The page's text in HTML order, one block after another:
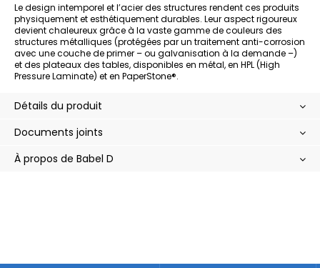
Le design intemporel et l’acier des structures rendent ces produits
physiquement et esthétiquement durables. Leur aspect rigoureux
devient chaleureux grâce à la vaste gamme de couleurs des
structures métalliques (protégées par un traitement anti-corrosion
avec une couche de primer – ou galvanisation à la demande –)
et des plateaux des tables, disponibles en métal, en HPL (High
Pressure Laminate) et en PaperStone®.
Détails du produit
Documents joints
À propos de Babel D